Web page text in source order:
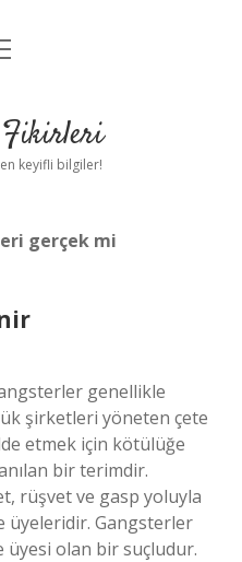
Fikirleri
keyifli bilgiler!
gerçek mi
genellikle
şirketleri yöneten çete
etmek için kötülüğe
bir terimdir.
rüşvet ve gasp yoluyla
üyeleridir. Gangsterler
üyesi olan bir suçludur.